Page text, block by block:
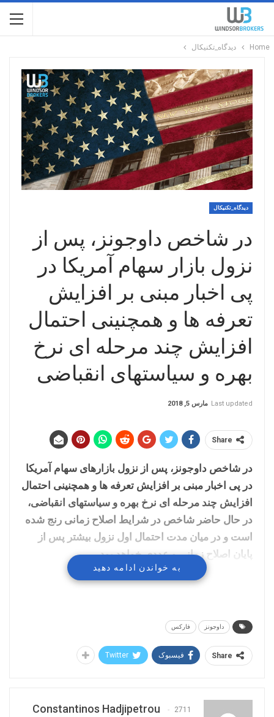
Home دیدگاه_تکنیکال
دیدگاه_تکنیکال
در شاخص داوجونز، پس از
نزول بازار سهام آمریکا در
پی اخبار مبنی بر افزایش
تعرفه ها و همچنینی احتمال
افزایش چند مرحله ای نرخ
بهره و سیاستهای انقباضی
Last updated مارس 5, 2018
Share
در شاخص داوجونز، پس از نزول بازارهای سهام آمریکا
در پی اخبار مبنی بر افزایش تعرفه ها و همچنینی احتمال
افزایش چند مرحله ای نرخ بهره و سیاستهای انقباضی،
در حال حاضر شاخص در شرایط اصلاح زمانی رنج شده
است و در میان مدت احتمال اول نزول بیشتر پس از
پایان اصلاح زمانی و عددی خواهد بود.
به خواندن ادامه دهید
داوجونز فارکس
Share فیسبوک Twitter
Constantinos Hadjipetrou 2711